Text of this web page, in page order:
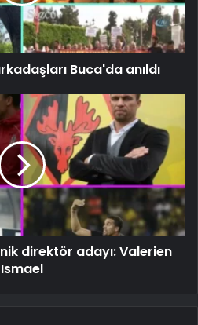
Buca'da anıldı
direktör adayı: Valerien
Ismael